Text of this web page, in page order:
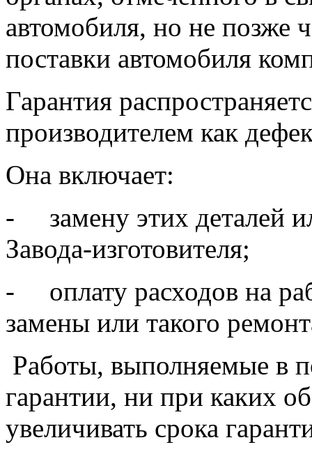
автомобиля, но не позже
поставки автомобиля
Гарантия
производителем как
Она включает:
-
замену этих деталей
Завода-изготовителя;
-
оплату расходов на
замены или такого
Работы, выполняемые в
гарантии, ни при каких
увеличивать срока